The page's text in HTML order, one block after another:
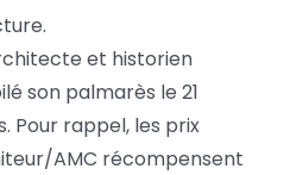
et historien
son palmarès le 21
Pour rappel, les prix
AMC récompensent